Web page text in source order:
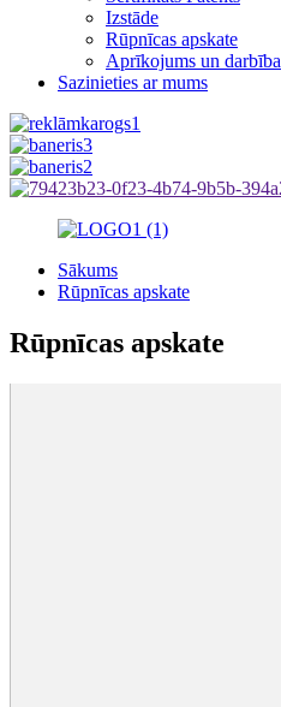
Izstāde
Rūpnīcas apskate
Aprīkojums un darbība
Sazinieties ar mums
Sākums
Rūpnīcas apskate
Rūpnīcas apskate